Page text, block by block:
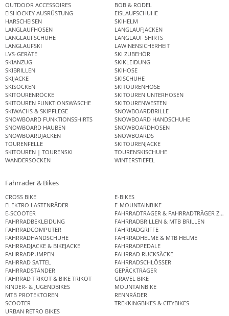
OUTDOOR ACCESSOIRES
BOB & RODEL
EISHOCKEY AUSRÜSTUNG
EISLAUFSCHUHE
HARSCHEISEN
SKIHELM
LANGLAUFHOSEN
LANGLAUFJACKEN
LANGLAUFSCHUHE
LANGLAUF SHIRTS
LANGLAUFSKI
LAWINENSICHERHEIT
LVS-GERÄTE
SKI ZUBEHÖR
SKIANZUG
SKIKLEIDUNG
SKIBRILLEN
SKIHOSE
SKIJACKE
SKISCHUHE
SKISOCKEN
SKITOURENHOSE
SKITOURENRÖCKE
SKITOUREN UNTERHOSEN
SKITOUREN FUNKTIONSWÄSCHE
SKITOURENWESTEN
SKIWACHS & SKIPFLEGE
SNOWBOARDBRILLE
SNOWBOARD FUNKTIONSSHIRTS
SNOWBOARD HANDSCHUHE
SNOWBOARD HAUBEN
SNOWBOARDHOSEN
SNOWBOARDJACKEN
SNOWBOARDS
TOURENFELLE
SKITOURENJACKE
SKITOUREN | TOURENSKI
TOURENSKISCHUHE
WANDERSOCKEN
WINTERSTIEFEL
Fahrräder & Bikes
CROSS BIKE
E-BIKES
ELEKTRO LASTENRÄDER
E-MOUNTAINBIKE
E-SCOOTER
FAHRRADTRÄGER & FAHRRADTRÄGER
FAHRRADBEKLEIDUNG
FAHRRADBRILLEN & MTB BRILLEN
FAHRRADCOMPUTER
FAHRRADGRIFFE
FAHRRADHANDSCHUHE
FAHRRADHELME & MTB HELME
FAHRRADJACKE & BIKEJACKE
FAHRRADPEDALE
FAHRRADPUMPEN
FAHRRAD RUCKSÄCKE
FAHRRAD SATTEL
FAHRRADSCHLÖSSER
FAHRRADSTÄNDER
GEPÄCKTRÄGER
FAHRRAD TRIKOT & BIKE TRIKOT
GRAVEL BIKE
KINDER- & JUGENDBIKES
MOUNTAINBIKE
MTB PROTEKTOREN
RENNRÄDER
SCOOTER
TREKKINGBIKES & CITYBIKES
URBAN RETRO BIKES